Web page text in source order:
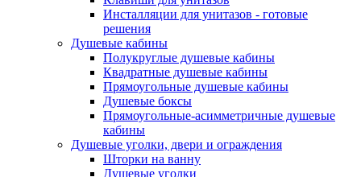
Инсталляции для унитазов - готовые
решения
Душевые кабины
Полукруглые душевые кабины
Квадратные душевые кабины
Прямоугольные душевые кабины
Душевые боксы
Прямоугольные-асимметричные душевые
кабины
Душевые уголки, двери и ограждения
Шторки на ванну
Душевые уголки